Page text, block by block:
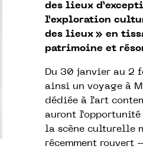
des lieux
l’exploration
des lieux » en
patrimoine et
Du 30 janvier au 2
ainsi un voyage à
dédiée à l’art
auront
la scène culturelle
récemment rouvert